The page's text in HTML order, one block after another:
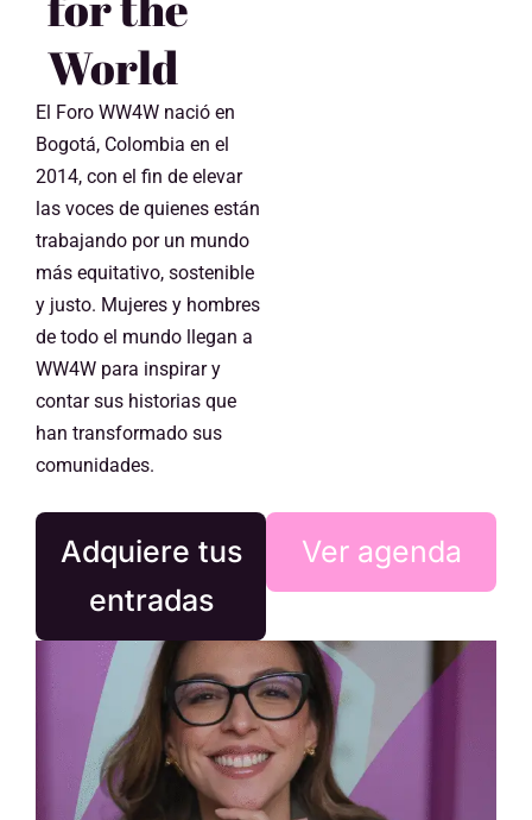
World
El Foro WW4W nació en
Bogotá, Colombia en el
2014, con el fin de elevar
las voces de quienes están
trabajando por un mundo
más equitativo, sostenible
y justo. Mujeres y hombres
de todo el mundo llegan a
WW4W para inspirar y
contar sus historias que
han transformado sus
comunidades.
Adquiere tus
entradas
Ver agenda